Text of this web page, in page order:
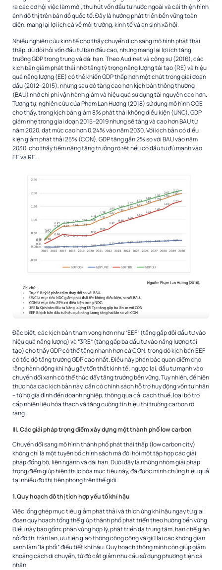
ra các cơ hội việc làm mới, thu hút vốn đầu tư nước ngoài và cải thiện hình
ảnh đô thị trên bản đồ quốc tế. Đây là hướng phát triển bền vững toàn
diện, mang lại lợi ích cả về môi trường, kinh tế và an sinh xã hội.
Nhiều nghiên cứu kinh tế cho thấy chuyển dịch sang mô hình phát thải
thấp, dù đòi hỏi vốn đầu tư ban đầu cao, nhưng mang lại lợi ích tăng
trưởng GDP trong trung và dài hạn. Theo Audinet và cộng sự (2016), các
kịch bản giảm phát thải nhờ tăng tỷ trọng năng lượng tái tạo (RE) và hiệu
quả năng lượng (EE) có thể khiến GDP thấp hơn một chút trong giai đoạn
đầu (2012–2015), nhưng sau đó tăng cao hơn kịch bản thông thường
(BAU) nhờ chi phí vận hành giảm và hiệu quả sử dụng tài nguyên cao hơn.
Tương tự, nghiên cứu của Phạm Lan Hương (2018) sử dụng mô hình CGE
cho thấy, trong kịch bản giảm 8% phát thải không điều kiện (UNC), GDP
giảm nhẹ trong giai đoạn 2015–2019 nhưng sẽ tăng và cao hơn BAU từ
năm 2020, đạt mức cao hơn 0,24% vào năm 2030. Với kịch bản có điều
kiện giảm phát thải 25% (CON), GDP tăng gần 2% so với BAU vào năm
2030, cho thấy tiềm năng tăng trưởng rõ rệt nếu có đầu tư đủ mạnh vào
EE và RE.
Đặc biệt, các kịch bản tham vọng hơn như “EEF” (tăng gấp đôi đầu tư vào
hiệu quả năng lượng) và “3RE” (tăng gấp ba đầu tư vào năng lượng tái
tạo) cho thấy GDP có thể tăng nhanh hơn cả CON, trong đó kịch bản EEF
có tốc độ tăng trưởng GDP cao nhất. Điều này phản bác quan điểm cho
rằng hành động khí hậu gây tổn thất kinh tế; ngược lại, đầu tư mạnh vào
chuyển đổi xanh có thể thúc đẩy tăng trưởng bền vững. Tuy nhiên, để hiện
thực hóa các kịch bản này, cần có chính sách hỗ trợ huy động vốn tư nhân
– từ hộ gia đình đến doanh nghiệp, thông qua cải cách thuế, loại bỏ trợ
cấp nhiên liệu hóa thạch và tăng cường tín hiệu thị trường carbon rõ
ràng.
III. Các giải pháp trọng điểm xây dựng một thành phố low carbon
Chuyển đổi sang mô hình thành phố phát thải thấp (low carbon city)
không chỉ là một tuyên bố chính sách mà đòi hỏi một tập hợp các giải
pháp đồng bộ, liên ngành và dài hạn. Dưới đây là những nhóm giải pháp
trọng điểm giúp hiện thực hóa mục tiêu này, đã được minh chứng hiệu quả
tại nhiều đô thị tiên phong trên thế giới.
1.Quy hoạch đô thị tích hợp yếu tố khí hậu
Việc lồng ghép mục tiêu giảm phát thải và thích ứng khí hậu ngay từ giai
đoạn quy hoạch tổng thể giúp thành phố phát triển theo hướng bền vững.
Điều này bao gồm: phân vùng hợp lý, phát triển đa trung tâm, hạn chế giãn
nở đô thị tràn lan, ưu tiên giao thông công cộng và giữ lại các không gian
xanh làm “lá phổi” điều tiết khí hậu. Quy hoạch thông minh còn giúp giảm
khoảng cách di chuyển, từ đó cắt giảm nhu cầu sử dụng phương tiện cá
nhân.